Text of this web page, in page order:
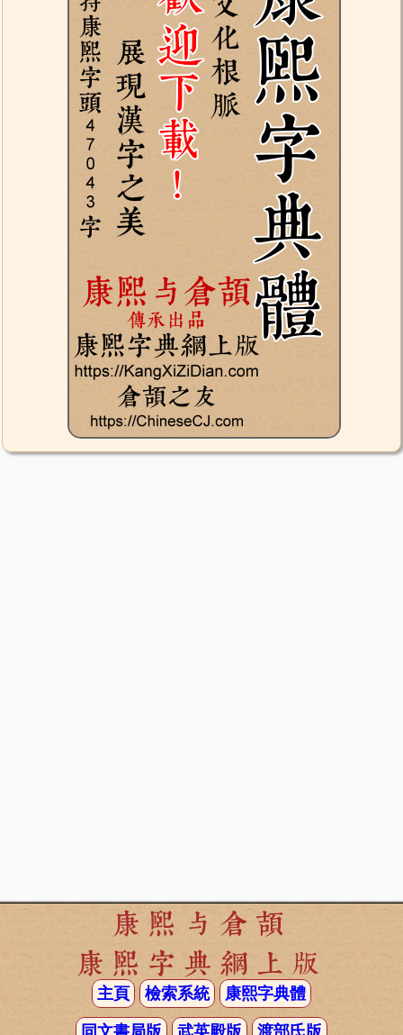
康熙与倉頡
康熙字典網上版
主頁 檢索系統 康熙字典體
同文書局版 武英殿版 渡部氏版